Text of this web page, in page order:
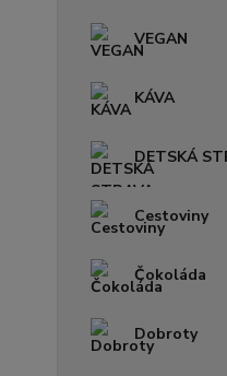
VEGAN
KÁVA
DETSKÁ
Cestoviny
Čokoláda
Dobroty